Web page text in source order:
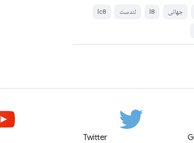
جهانی l8 لندست lc8
Twitter